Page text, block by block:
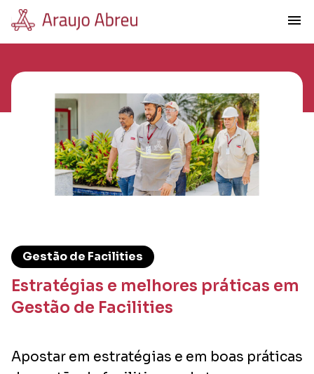
menu
Gestão de Facilities
Estratégias e melhores práticas em
Gestão de Facilities
Apostar em estratégias e em boas práticas